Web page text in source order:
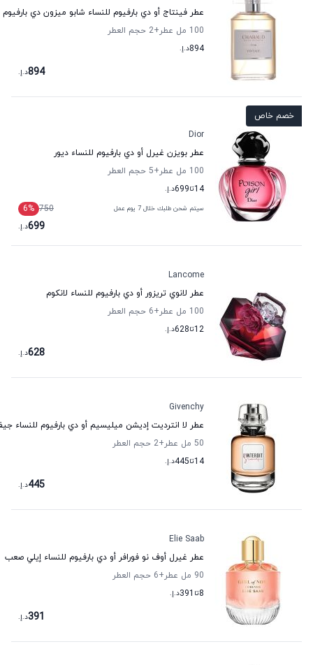
عطر فينتاج أو دي بارفيوم للنساء شابو ميزون دي بارفيوم
100 مل عطر
+2
حجم العطر
894د.إ.
894د.إ.
خصم خاص
Dior
عطر بويزن غيرل أو دي بارفيوم للنساء ديور
100 مل عطر
+5
حجم العطر
14تا699د.إ.
سيتم شحن طلبك خلال 7 يوم عمل 750
6%
699د.إ.
Lancome
عطر لانوي تريزور أو دي بارفيوم للنساء لانكوم
100 مل عطر
+6
حجم العطر
12تا628د.إ.
628د.إ.
Givenchy
عطر لا انترديت إديشن ميليسيم أو دي بارفيوم للنساء
50 مل عطر
+2
حجم العطر
14تا445د.إ.
445د.إ.
Elie Saab
عطر غيرل أوف نو فورافر أو دي بارفيوم للنساء إيلي صعب
90 مل عطر
+6
حجم العطر
8تا 391د.إ.
391د.إ.